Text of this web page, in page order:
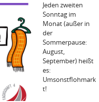
Jeden zweiten
Sonntag im
Monat (außer in
der
Sommerpause:
August,
September) heißt
es:
Umsonstflohmark
t!